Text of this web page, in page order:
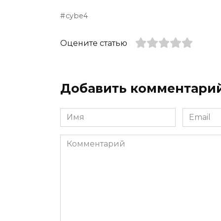
cybe4
Оцените статью
Добавить
Имя
*
Email
*
Комментарий